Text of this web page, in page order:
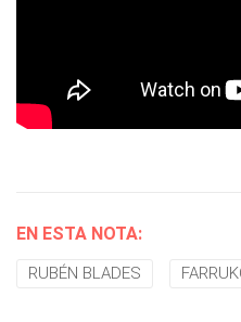
EN ESTA NOTA:
RUBÉN BLADES